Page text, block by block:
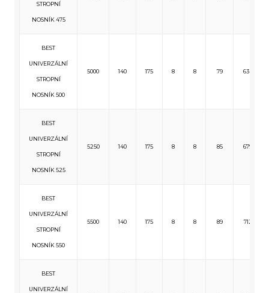
STROPNÍ
NOSNÍK 475
BEST
UNIVERZÁLNÍ
STROPNÍ
NOSNÍK 500
5000 140 175 8 8 79 634
BEST
UNIVERZÁLNÍ
STROPNÍ
NOSNÍK 525
5250 140 175 8 8 85 679
BEST
UNIVERZÁLNÍ
STROPNÍ
NOSNÍK 550
5500 140 175 8 8 89 712
BEST
UNIVERZÁLNÍ